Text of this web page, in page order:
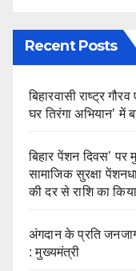
Recent Posts
बिहारवासी राष्ट्र
घर तिरंगा अभियान’
बिहार पेंशन दिवस’
सामाजिक सुरक्षा
की दर से राशि का
अंगदान के प्रति
: मुख्यमंत्री